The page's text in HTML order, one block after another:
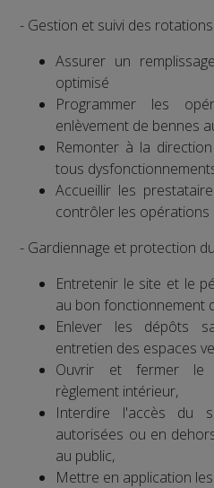
- Gestion et suivi des
Assurer un
optimisé
Programmer les
enlèvement de bennes
Remonter à la
tous
Accueillir les
contrôler les opérations
- Gardiennage et protection
Entretenir le site et le
au bon fonctionnement
Enlever les dépôts
entretien des espaces
Ouvrir et fermer le
règlement intérieur,
Interdire l'accès du
autorisées ou en
au public,
Mettre en application